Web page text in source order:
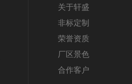
关于轩盛
非标定制
荣誉资质
厂区景色
合作客户